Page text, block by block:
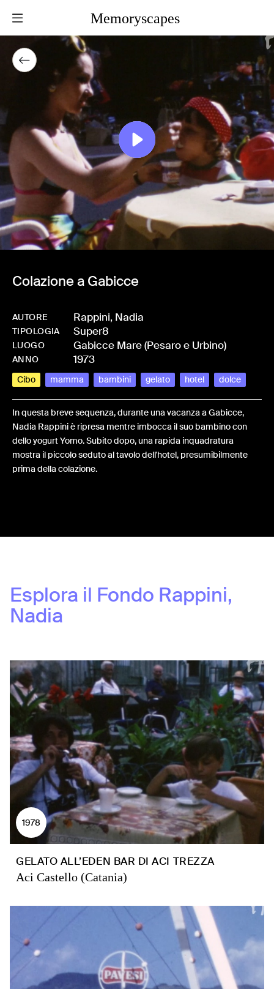
Memoryscapes
Colazione a Gabicce
AUTORE Rappini, Nadia
TIPOLOGIA Super8
LUOGO Gabicce Mare (Pesaro e Urbino)
ANNO 1973
Cibo mamma bambini gelato hotel dolce
In questa breve sequenza, durante una vacanza a Gabicce,
Nadia Rappini è ripresa mentre imbocca il suo bambino con
dello yogurt Yomo. Subito dopo, una rapida inquadratura
mostra il piccolo seduto al tavolo dell'hotel, presumibilmente
prima della colazione.
Esplora il Fondo Rappini,
Nadia
1978
GELATO ALL’EDEN BAR DI ACI TREZZA
Aci Castello (Catania)